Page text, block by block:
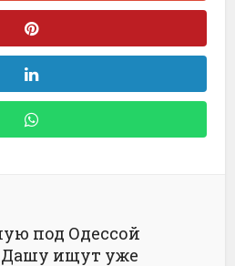
под Одессой
Дашу ищут уже